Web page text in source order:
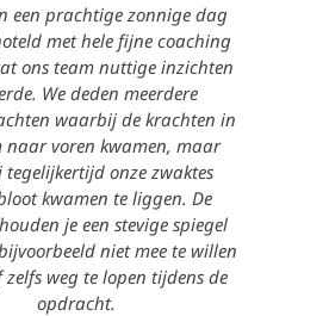
een prachtige zonnige dag
met hele fijne coaching
ons team nuttige inzichten
We deden meerdere
waarbij de krachten in
naar voren kwamen, maar
onze zwaktes
kwamen te liggen. De
je een stevige spiegel
niet mee te willen
zelfs weg te lopen tijdens de
opdracht.